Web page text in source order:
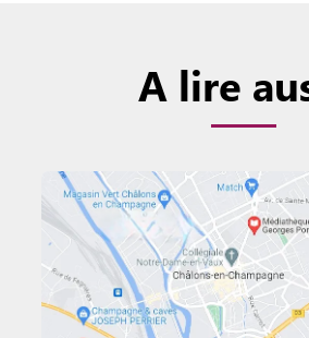
A lire